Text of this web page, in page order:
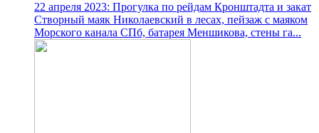
22 апреля 2023: Прогулка по рейдам Кронштадта и закат
Створный маяк Николаевский в лесах, пейзаж с маяком
Морского канала СПб, батарея Меншикова, стены га...